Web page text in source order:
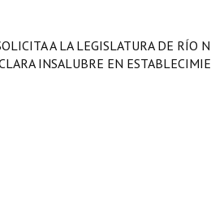
A LA LEGISLATURA DE RÍO
INSALUBRE EN